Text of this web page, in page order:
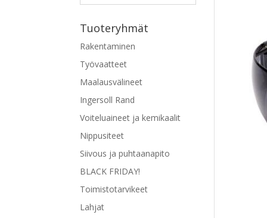
Tuoteryhmät
Rakentaminen
Työvaatteet
Maalausvälineet
Ingersoll Rand
Voiteluaineet ja kemikaalit
Nippusiteet
Siivous ja puhtaanapito
BLACK FRIDAY!
Toimistotarvikeet
Lahjat